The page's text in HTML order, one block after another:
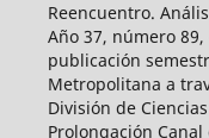
Reencuentro.
Año 37, número
publicación
Metropolitana a
División de
Prolongación